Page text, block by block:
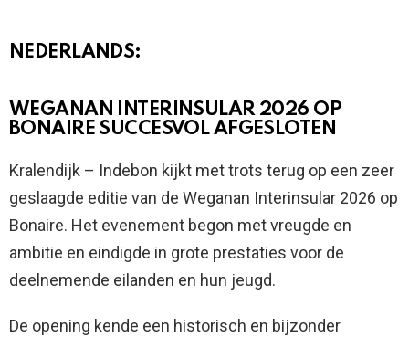
NEDERLANDS:
WEGANAN INTERINSULAR 2026 OP
BONAIRE SUCCESVOL AFGESLOTEN
Kralendijk – Indebon kijkt met trots terug op een zeer
geslaagde editie van de Weganan Interinsular 2026 op
Bonaire. Het evenement begon met vreugde en
ambitie en eindigde in grote prestaties voor de
deelnemende eilanden en hun jeugd.
De opening kende een historisch en bijzonder